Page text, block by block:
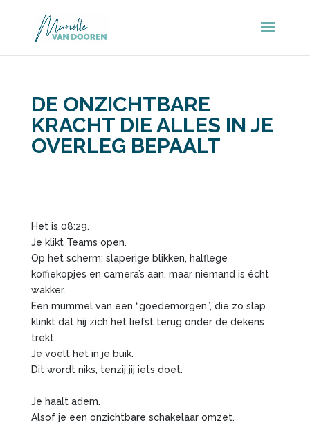
DE ONZICHTBARE
KRACHT DIE ALLES IN JE
OVERLEG BEPAALT
Het is 08:29.
Je klikt Teams open.
Op het scherm: slaperige blikken, halflege
koffiekopjes en camera’s aan, maar niemand is écht
wakker.
Een mummel van een “goedemorgen”, die zo slap
klinkt dat hij zich het liefst terug onder de dekens
trekt.
Je voelt het in je buik.
Dit wordt niks, tenzij jij iets doet.
Je haalt adem.
Alsof je een onzichtbare schakelaar omzet.